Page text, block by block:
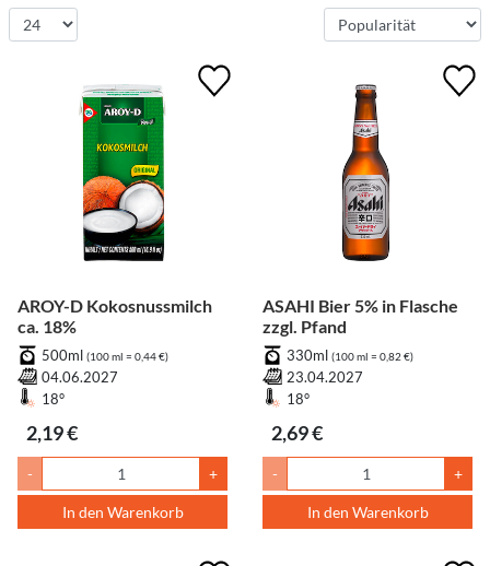
AROY-D Kokosnussmilch
ca. 18%
500ml (100 ml = 0,44 €)
04.06.2027
18°
2,19 €
- +
In den Warenkorb
ASAHI Bier 5% in Flasche
zzgl. Pfand
330ml (100 ml = 0,82 €)
23.04.2027
18°
2,69 €
- +
In den Warenkorb